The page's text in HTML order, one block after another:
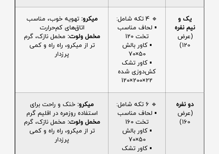
یک و
نیم نفره
(عرض
120)
🔹 4 تکه شامل:
▪️ لحاف مناسب
تخت 120
▪️ کاور بالش
50×70
▪️ کاور تشک
کش‌دوزی شده
22×200×120
میکرو: تهویه خوب، مناسب
اتاق‌های کم‌حرارت
مخمل ولوت: مخمل نازک، گرم
تر از میکرو، راه راه و کمی
پرزدار
دو نفره
(عرض
160)
🔹 6 تکه شامل:
▪️ لحاف مناسب
تخت 160
▪️ کاور بالش
50×70
▪️ کاور تشک
میکرو: خنک و راحت برای
استفاده روزمره در اقلیم گرم
مخمل ولوت: مخمل نازک، گرم
تر از میکرو، راه راه و کمی
پرزدار